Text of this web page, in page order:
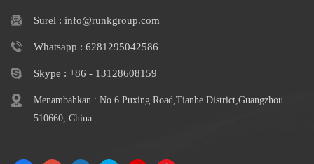
Surel : info@runkgroup.com
Whatsapp : 6281295042586
Skype : +86 - 13128608159
Menambahkan : No.6 Puxing Road,Tianhe District,Guangzhou
510660, China